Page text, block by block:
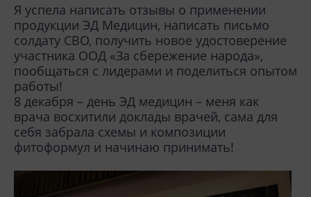
Я успела написать отзывы о применении
продукции ЭД Медицин, написать письмо
солдату СВО, получить новое удостоверение
участника ООД «За сбережение народа»,
пообщаться с лидерами и поделиться опытом
работы!
8 декабря – день ЭД медицин – меня как
врача восхитили доклады врачей, сама для
себя забрала схемы и композиции
фитоформул и начинаю принимать!